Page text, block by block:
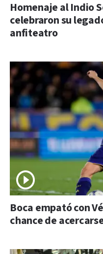
Homenaje al Indio
celebraron su
anfiteatro
Boca empató con
chance de